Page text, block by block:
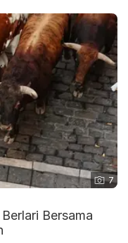
7
Bersama